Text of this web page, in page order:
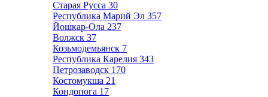
Старая Русса 30
Республика Марий Эл 357
Йошкар-Ола 237
Волжск 37
Козьмодемьянск 7
Республика Карелия 343
Петрозаводск 170
Костомукша 21
Кондопога 17